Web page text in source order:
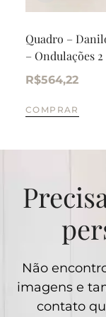
Quadro –
– Ondulações 2
R$564,22
COMPRAR
Não
imagens e
contato